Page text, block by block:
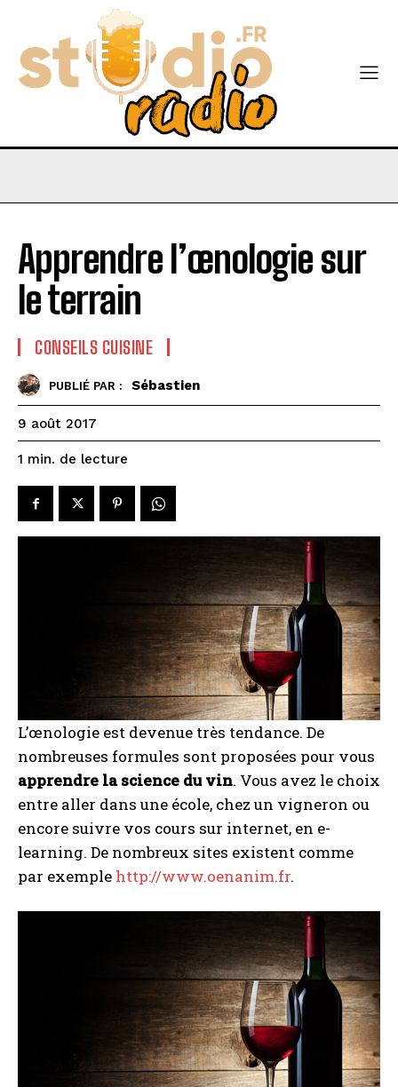
Apprendre l’œnologie sur
le terrain
CONSEILS CUISINE
PUBLIÉ PAR : Sébastien
9 août 2017
1 min. de lecture
L’œnologie est devenue très tendance. De
nombreuses formules sont proposées pour vous
apprendre la science du vin. Vous avez le choix
entre aller dans une école, chez un vigneron ou
encore suivre vos cours sur internet, en e-
learning. De nombreux sites existent comme
par exemple http://www.oenanim.fr.